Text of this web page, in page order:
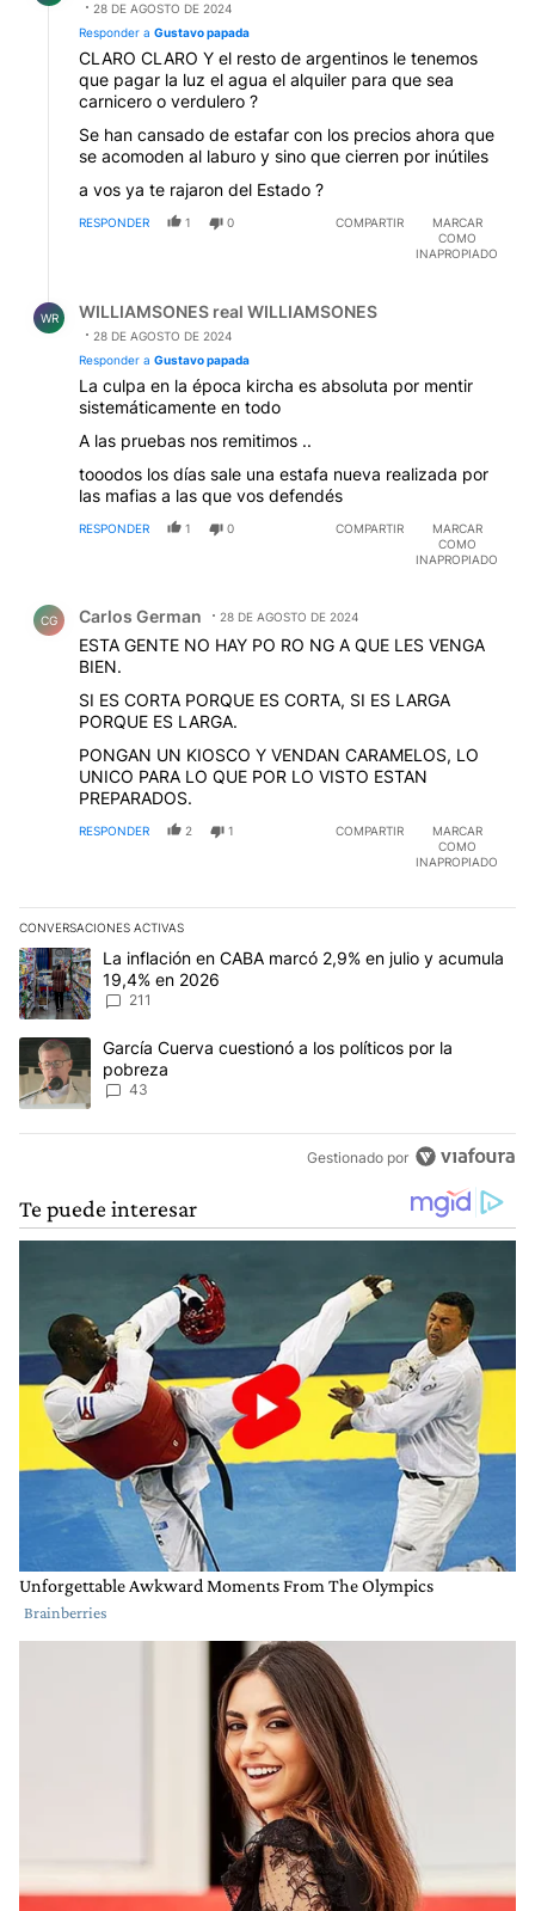
28 DE AGOSTO DE 2024
Responder a Gustavo papada
CLARO CLARO Y el resto de argentinos le tenemos
que pagar la luz el agua el alquiler para que sea
carnicero o verdulero ?
Se han cansado de estafar con los precios ahora que
se acomoden al laburo y sino que cierren por inútiles
a vos ya te rajaron del Estado ?
RESPONDER 1 0 COMPARTIR
MARCAR
COMO
INAPROPIADO
WR WILLIAMSONES real WILLIAMSONES
28 DE AGOSTO DE 2024
Responder a Gustavo papada
La culpa en la época kircha es absoluta por mentir
sistemáticamente en todo
A las pruebas nos remitimos ..
tooodos los días sale una estafa nueva realizada por
las mafias a las que vos defendés
RESPONDER 1 0 COMPARTIR
MARCAR
COMO
INAPROPIADO
CG Carlos German 28 DE AGOSTO DE 2024
ESTA GENTE NO HAY PO RO NG A QUE LES VENGA
BIEN.
SI ES CORTA PORQUE ES CORTA, SI ES LARGA
PORQUE ES LARGA.
PONGAN UN KIOSCO Y VENDAN CARAMELOS, LO
UNICO PARA LO QUE POR LO VISTO ESTAN
PREPARADOS.
RESPONDER 2 1 COMPARTIR
MARCAR
COMO
INAPROPIADO
CONVERSACIONES ACTIVAS
Este listado muestra los artículos con más comentarios en los
Un artículo de tendencia con el título "La inflación en CABA
La inflación en CABA marcó 2,9% en julio y acumula
19,4% en 2026
211
Un artículo de tendencia con el título "García Cuerva cuestionó
García Cuerva cuestionó a los políticos por la
pobreza
43
Gestionado por